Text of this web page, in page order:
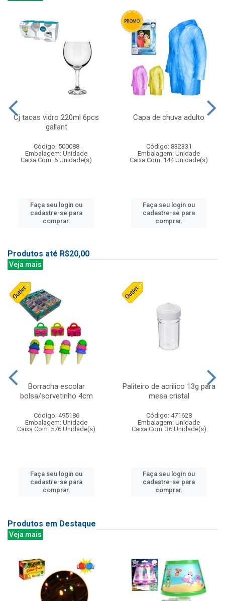
Cj tacas vidro 220ml 6pcs
gallant
Código: 500088
Embalagem: Unidade
Caixa Com: 6 Unidade(s)
Faça seu login ou
cadastre-se para
comprar.
Capa de chuva adulto
Código: 832331
Embalagem: Unidade
Caixa Com: 144 Unidade(s)
Faça seu login ou
cadastre-se para
comprar.
Produtos até R$20,00
Veja mais
Borracha escolar
bolsa/sorvetinho 4cm
Código: 495186
Embalagem: Unidade
Caixa Com: 576 Unidade(s)
Faça seu login ou
cadastre-se para
comprar.
Paliteiro de acrilico 13g para
mesa cristal
Código: 471628
Embalagem: Unidade
Caixa Com: 36 Unidade(s)
Faça seu login ou
cadastre-se para
comprar.
Produtos em Destaque
Veja mais